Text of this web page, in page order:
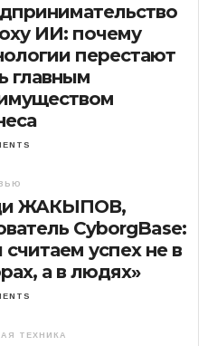
ИИ: почему
перестают
главным
ЖАКЫПОВ,
CyborgBase:
успех не в
а в людях»
ТЕХНИКА